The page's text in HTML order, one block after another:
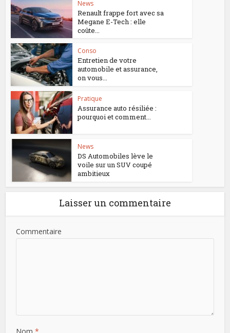
News
Renault frappe fort avec sa
Megane E-Tech : elle
coûte...
Conso
Entretien de votre
automobile et assurance,
on vous...
Pratique
Assurance auto résiliée :
pourquoi et comment...
News
DS Automobiles lève le
voile sur un SUV coupé
ambitieux
Laisser un commentaire
Commentaire
Nom*